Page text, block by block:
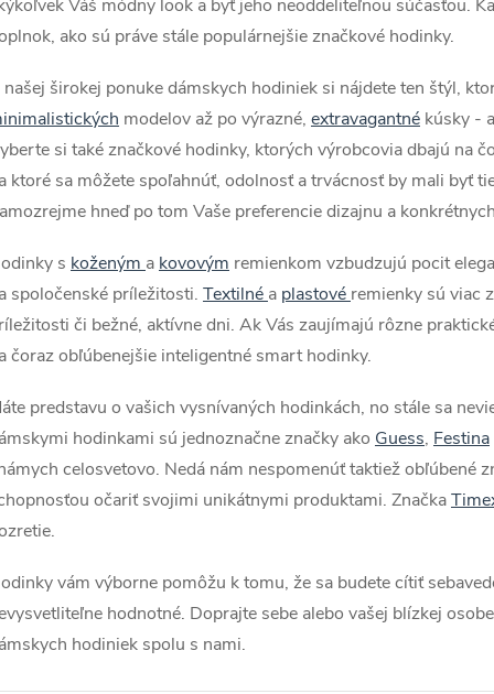
Váš módny look a byť jeho neoddeliteľnou súčasťou.
ako sú práve stále populárnejšie značkové hodinky.
našej širokej ponuke dámskych hodiniek si nájdete ten štýl,
modelov až po výrazné, extravagantné kúsky -
si také značkové hodinky, ktorých výrobcovia dbajú na
ktoré sa môžete spoľahnúť, odolnosť a trvácnosť by mali byť
hneď po tom Vaše preferencie dizajnu a
s koženým a kovovým remienkom vzbudzujú pocit
spoločenské príležitosti. Textilné a plastové remienky sú viac
či bežné, aktívne dni. Ak Vás zaujímajú rôzne
čoraz obľúbenejšie inteligentné smart hodinky.
predstavu o vašich vysnívaných hodinkách, no stále sa
hodinkami sú jednoznačne značky ako Guess, Festina
celosvetovo. Nedá nám nespomenúť taktiež obľúbené
očariť svojimi unikátnymi produktami. Značka
vám výborne pomôžu k tomu, že sa budete cítiť
hodnotné. Doprajte sebe alebo vašej blízkej
hodiniek spolu s nami.